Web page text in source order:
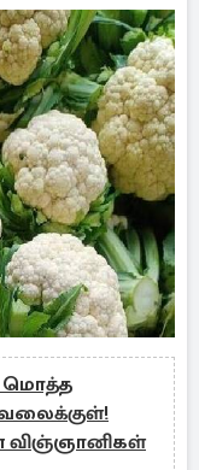
மொத்த
வலைக்குள்!
விஞ்ஞானிகள்